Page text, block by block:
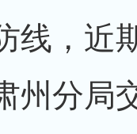
线，近
州分局